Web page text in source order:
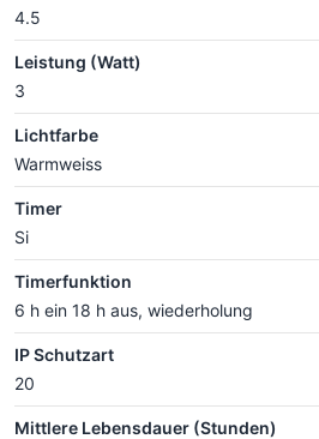
4.5
Leistung (Watt)
3
Lichtfarbe
Warmweiss
Timer
Si
Timerfunktion
6 h ein 18 h aus, wiederholung
IP Schutzart
20
Mittlere Lebensdauer (Stunden)